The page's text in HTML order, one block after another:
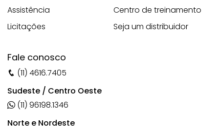
Assistência
Licitações
Centro de treinamento
Seja um distribuidor
Fale conosco
(11) 4616.7405
Sudeste / Centro Oeste
(11) 96198.1346
Norte e Nordeste